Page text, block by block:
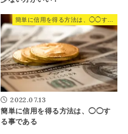
2022.07.13
簡単に信用を得る方法は、◯◯す
る事である